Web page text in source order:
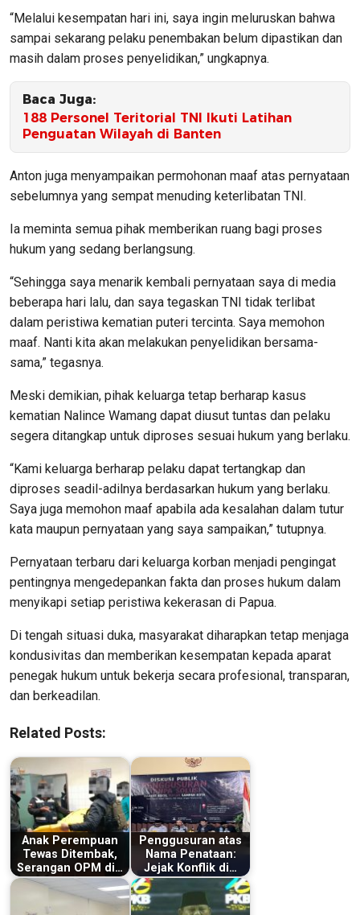
“Melalui kesempatan hari ini, saya ingin meluruskan bahwa
sampai sekarang pelaku penembakan belum dipastikan dan
masih dalam proses penyelidikan,” ungkapnya.
Baca Juga:
188 Personel Teritorial TNI Ikuti Latihan
Penguatan Wilayah di Banten
Anton juga menyampaikan permohonan maaf atas pernyataan
sebelumnya yang sempat menuding keterlibatan TNI.
Ia meminta semua pihak memberikan ruang bagi proses
hukum yang sedang berlangsung.
“Sehingga saya menarik kembali pernyataan saya di media
beberapa hari lalu, dan saya tegaskan TNI tidak terlibat
dalam peristiwa kematian puteri tercinta. Saya memohon
maaf. Nanti kita akan melakukan penyelidikan bersama-
sama,” tegasnya.
Meski demikian, pihak keluarga tetap berharap kasus
kematian Nalince Wamang dapat diusut tuntas dan pelaku
segera ditangkap untuk diproses sesuai hukum yang berlaku.
“Kami keluarga berharap pelaku dapat tertangkap dan
diproses seadil-adilnya berdasarkan hukum yang berlaku.
Saya juga memohon maaf apabila ada kesalahan dalam tutur
kata maupun pernyataan yang saya sampaikan,” tutupnya.
Pernyataan terbaru dari keluarga korban menjadi pengingat
pentingnya mengedepankan fakta dan proses hukum dalam
menyikapi setiap peristiwa kekerasan di Papua.
Di tengah situasi duka, masyarakat diharapkan tetap menjaga
kondusivitas dan memberikan kesempatan kepada aparat
penegak hukum untuk bekerja secara profesional, transparan,
dan berkeadilan.
Related Posts:
Anak Perempuan
Tewas Ditembak,
Serangan OPM di…
Penggusuran atas
Nama Penataan:
Jejak Konflik di…